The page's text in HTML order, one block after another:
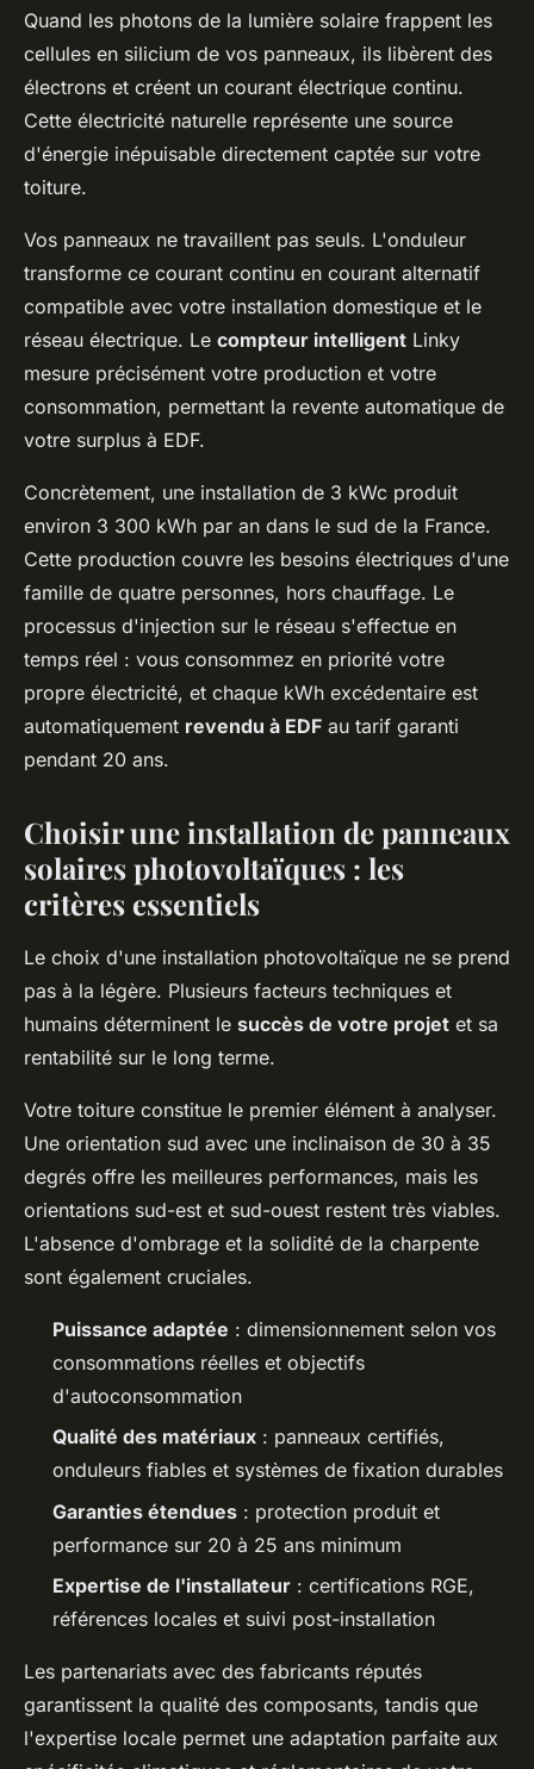
Quand les photons de la lumière solaire frappent les
cellules en silicium de vos panneaux, ils libèrent des
électrons et créent un courant électrique continu.
Cette électricité naturelle représente une source
d'énergie inépuisable directement captée sur votre
toiture.
Vos panneaux ne travaillent pas seuls. L'onduleur
transforme ce courant continu en courant alternatif
compatible avec votre installation domestique et le
réseau électrique. Le compteur intelligent Linky
mesure précisément votre production et votre
consommation, permettant la revente automatique de
votre surplus à EDF.
Concrètement, une installation de 3 kWc produit
environ 3 300 kWh par an dans le sud de la France.
Cette production couvre les besoins électriques d'une
famille de quatre personnes, hors chauffage. Le
processus d'injection sur le réseau s'effectue en
temps réel : vous consommez en priorité votre
propre électricité, et chaque kWh excédentaire est
automatiquement revendu à EDF au tarif garanti
pendant 20 ans.
Choisir une installation de panneaux
solaires photovoltaïques : les
critères essentiels
Le choix d'une installation photovoltaïque ne se prend
pas à la légère. Plusieurs facteurs techniques et
humains déterminent le succès de votre projet et sa
rentabilité sur le long terme.
Votre toiture constitue le premier élément à analyser.
Une orientation sud avec une inclinaison de 30 à 35
degrés offre les meilleures performances, mais les
orientations sud-est et sud-ouest restent très viables.
L'absence d'ombrage et la solidité de la charpente
sont également cruciales.
Puissance adaptée : dimensionnement selon vos
consommations réelles et objectifs
d'autoconsommation
Qualité des matériaux : panneaux certifiés,
onduleurs fiables et systèmes de fixation durables
Garanties étendues : protection produit et
performance sur 20 à 25 ans minimum
Expertise de l'installateur : certifications RGE,
références locales et suivi post-installation
Les partenariats avec des fabricants réputés
garantissent la qualité des composants, tandis que
l'expertise locale permet une adaptation parfaite aux